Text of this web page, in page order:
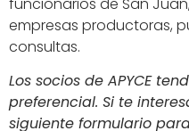
empresas productoras,
consultas.
Los socios de APYCE
preferencial. Si te
siguiente formulario